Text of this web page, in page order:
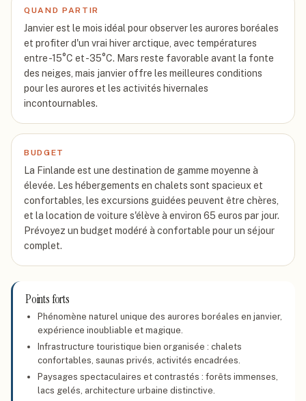
QUAND PARTIR
Janvier est le mois idéal pour observer les aurores boréales
et profiter d'un vrai hiver arctique, avec températures
entre -15°C et -35°C. Mars reste favorable avant la fonte
des neiges, mais janvier offre les meilleures conditions
pour les aurores et les activités hivernales
incontournables.
BUDGET
La Finlande est une destination de gamme moyenne à
élevée. Les hébergements en chalets sont spacieux et
confortables, les excursions guidées peuvent être chères,
et la location de voiture s'élève à environ 65 euros par jour.
Prévoyez un budget modéré à confortable pour un séjour
complet.
Points forts
Phénomène naturel unique des aurores boréales en janvier,
expérience inoubliable et magique.
Infrastructure touristique bien organisée : chalets
confortables, saunas privés, activités encadrées.
Paysages spectaculaires et contrastés : forêts immenses,
lacs gelés, architecture urbaine distinctive.